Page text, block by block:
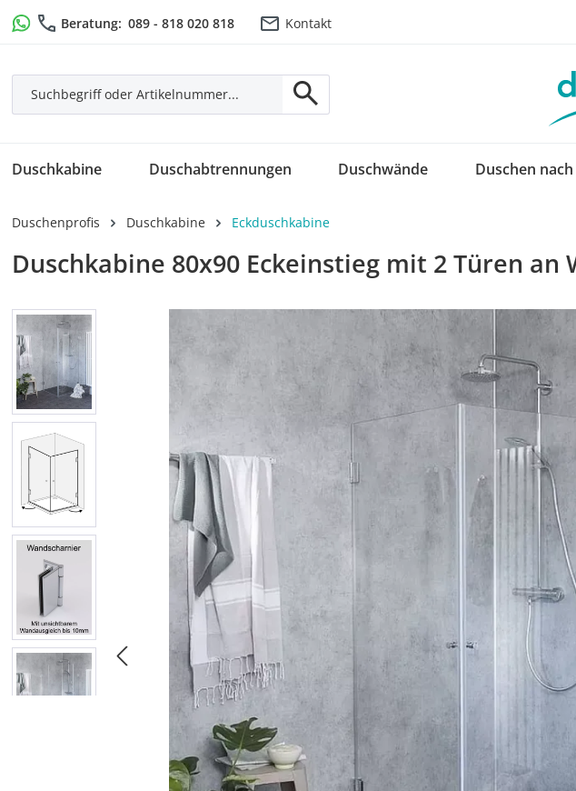
Hauptinhalt springen
Zur Suche springen
Zur Hauptnavigation springen
Beratung: 089 - 818 020 818 Kontakt
Duschkabine Duschabtrennungen Duschwände Duschen
Duschenprofis Duschkabine Eckduschkabine
Duschkabine 80x90 Eckeinstieg mit 2 Türen an
Bildergalerie überspringen